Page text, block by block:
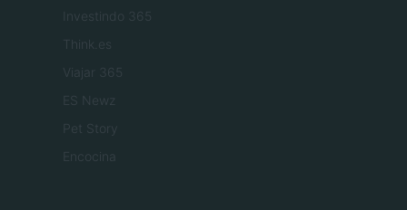
Investindo 365
Think.es
Viajar 365
ES Newz
Pet Story
Encocina